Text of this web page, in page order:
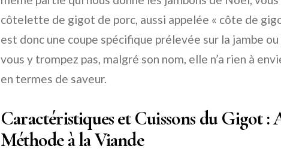
côtelette de gigot de porc, aussi appelée « côte de
est donc une coupe spécifique prélevée sur la jambe ou
vous y trompez pas, malgré son nom, elle n’a rien à
en termes de saveur.
Caractéristiques et Cuissons du Gigot :
Méthode à la Viande